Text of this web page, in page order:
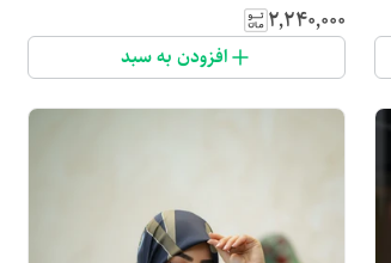
۲٬۲۴۰٬۰۰۰
افزودن به سبد